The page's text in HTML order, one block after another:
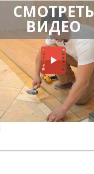
СМОТРЕТЬ
ВИДЕО